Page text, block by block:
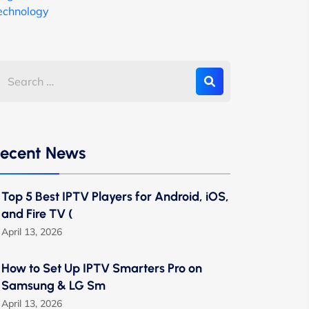
News
Top 5 Best IPTV Players for Android, iOS,
and Fire TV (
April 13, 2026
How to Set Up IPTV Smarters Pro on
Samsung & LG Sm
April 13, 2026